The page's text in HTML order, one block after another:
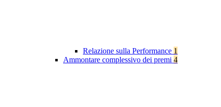
Relazione sulla Performance 1
Ammontare complessivo dei premi 4